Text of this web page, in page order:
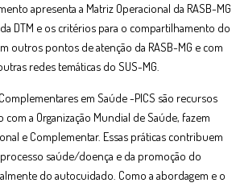
apresenta a Matriz Operacional da RASB-MG
DTM e os critérios para o compartilhamento do
outros pontos de atenção da RASB-MG e com
redes temáticas do SUS-MG.
em Saúde -PICS são recursos
a Organização Mundial de Saúde, fazem
e Complementar. Essas práticas contribuem
saúde/doença e da promoção do
do autocuidado. Como a abordagem e o